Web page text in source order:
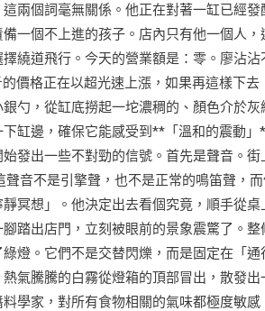
兩個詞毫無關係。他正在對著一缸已經
一個不上進的孩子。店內只有他一個人
繞道飛行。今天的營業額是：零。廖沾
價格正在以超光速上漲，如果再這樣下去
勺，從缸底撈起一坨濃稠的、顏色介於
缸邊，確保它能感受到**「溫和的震動
發出一些不對勁的信號。首先是聲音。
音不是引擎聲，也不是正常的鳴笛聲，而
冥想」。他決定出去看個究竟，順手從
踏出店門，立刻被眼前的景象震驚了。
燈。它們不是交替閃爍，而是固定在「
氣騰騰的白霧從燈箱的頂部冒出，散發
學家，對所有食物相關的氣味都極度敏